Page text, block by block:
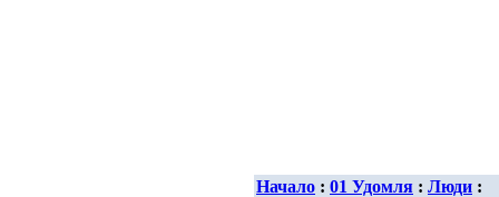
Начало : 01 Удомля : Люди :